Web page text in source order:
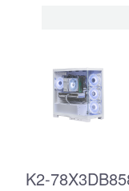
K2-